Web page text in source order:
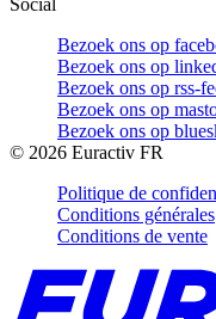
Bezoek ons op
Bezoek ons op
Bezoek ons op rss-
Bezoek ons op
Bezoek ons op
© 2026 Euractiv FR
Politique de
Conditions générales
Conditions de vente